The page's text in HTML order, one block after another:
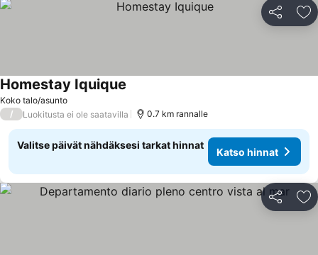
Jaa
Koko talo/asunto
Homestay Iquique
/ Luokitusta ei ole saatavilla 0.7 km rannalle
Valitse päivät nähdäksesi tarkat hinnat
Katso hinnat
Jaa